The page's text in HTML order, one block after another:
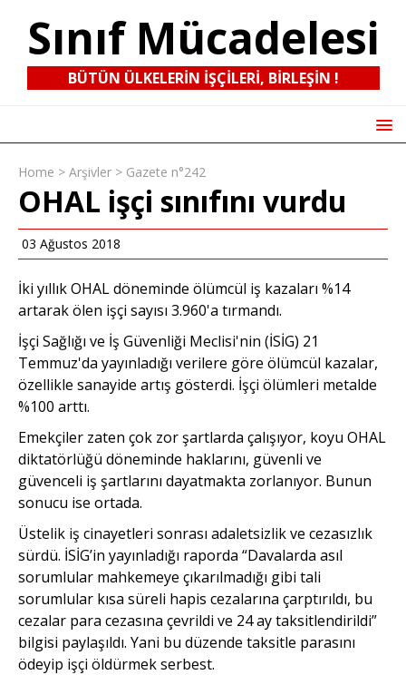
Sınıf Mücadelesi
BÜTÜN ÜLKELERIN IŞÇILERI, BIRLEŞIN !
Home > Arşivler > Gazete n°242
OHAL işçi sınıfını vurdu
03 Ağustos 2018
İki yıllık OHAL döneminde ölümcül iş kazaları %14
artarak ölen işçi sayısı 3.960'a tırmandı.
İşçi Sağlığı ve İş Güvenliği Meclisi'nin (İSİG) 21
Temmuz'da yayınladığı verilere göre ölümcül kazalar,
özellikle sanayide artış gösterdi. İşçi ölümleri metalde
%100 arttı.
Emekçiler zaten çok zor şartlarda çalışıyor, koyu OHAL
diktatörlüğü döneminde haklarını, güvenli ve
güvenceli iş şartlarını dayatmakta zorlanıyor. Bunun
sonucu ise ortada.
Üstelik iş cinayetleri sonrası adaletsizlik ve cezasızlık
sürdü. İSİG’in yayınladığı raporda “Davalarda asıl
sorumlular mahkemeye çıkarılmadığı gibi tali
sorumlular kısa süreli hapis cezalarına çarptırıldı, bu
cezalar para cezasına çevrildi ve 24 ay taksitlendirildi”
bilgisi paylaşıldı. Yani bu düzende taksitle parasını
ödeyip işçi öldürmek serbest.